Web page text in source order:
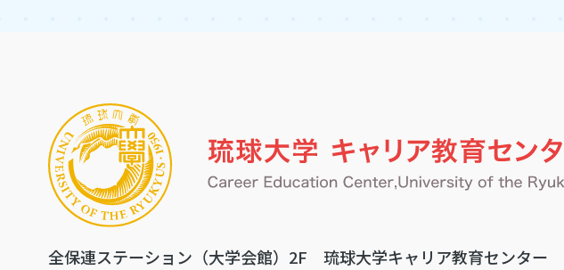
全保連ステーション（大学会館）2F 琉球大学キャリア教育センター